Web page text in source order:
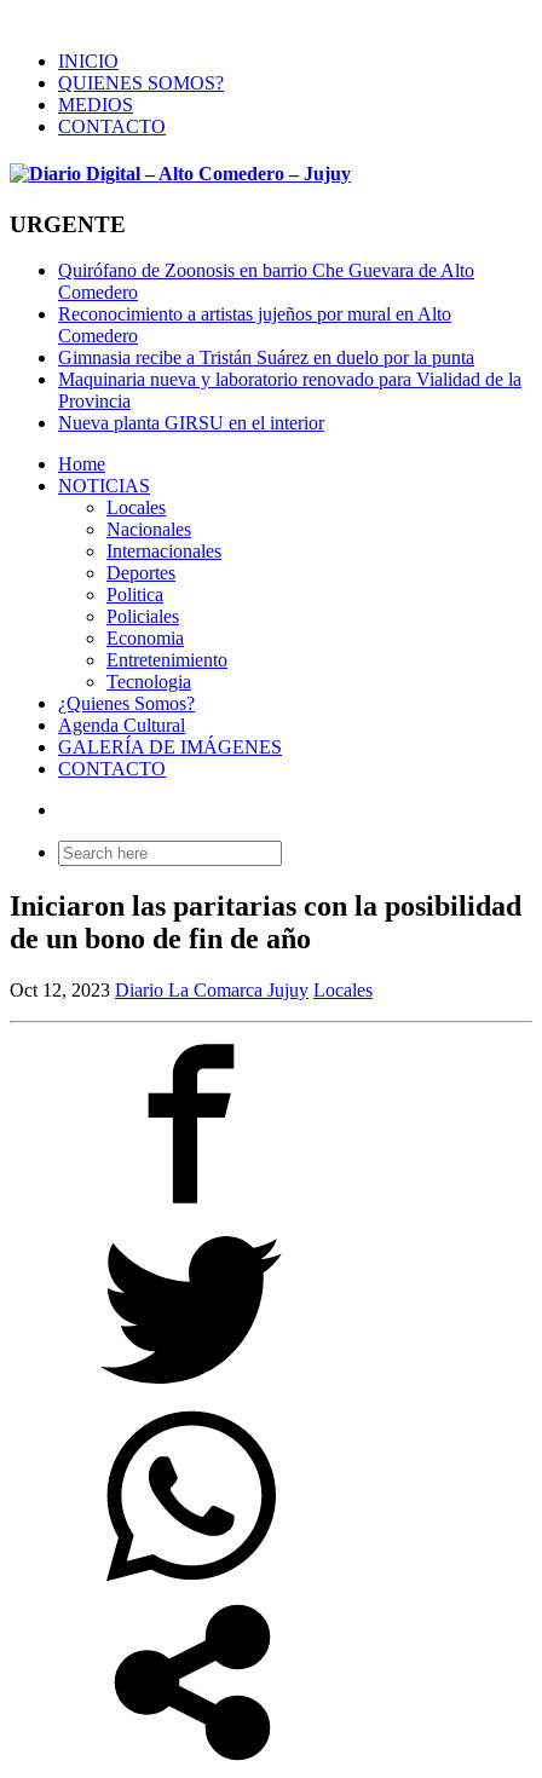
INICIO
QUIENES SOMOS?
MEDIOS
CONTACTO
URGENTE
Quirófano de Zoonosis en barrio Che Guevara de Alto
Comedero
Reconocimiento a artistas jujeños por mural en Alto
Comedero
Gimnasia recibe a Tristán Suárez en duelo por la punta
Maquinaria nueva y laboratorio renovado para Vialidad de la
Provincia
Nueva planta GIRSU en el interior
Home
NOTICIAS
Locales
Nacionales
Internacionales
Deportes
Politica
Policiales
Economia
Entretenimiento
Tecnologia
¿Quienes Somos?
Agenda Cultural
GALERÍA DE IMÁGENES
CONTACTO
Search
for:
Iniciaron las paritarias con la posibilidad
de un bono de fin de año
Oct 12, 2023 Diario La Comarca Jujuy Locales